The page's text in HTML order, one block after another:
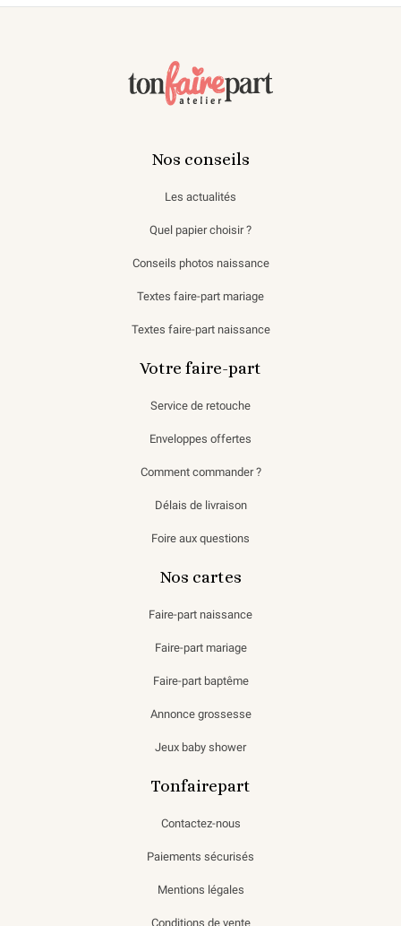
Nos conseils
Les actualités
Quel papier choisir ?
Conseils photos naissance
Textes faire-part mariage
Textes faire-part naissance
Votre faire-part
Service de retouche
Enveloppes offertes
Comment commander ?
Délais de livraison
Foire aux questions
Nos cartes
Faire-part naissance
Faire-part mariage
Faire-part baptême
Annonce grossesse
Jeux baby shower
Tonfairepart
Contactez-nous
Paiements sécurisés
Mentions légales
Conditions de vente